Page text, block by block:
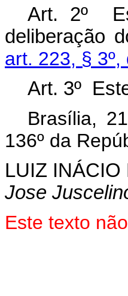
Art. 2º
deliberação
art. 223, §
Art. 3º
Brasília,
136º da
LUIZ INÁCIO
Jose
Este texto